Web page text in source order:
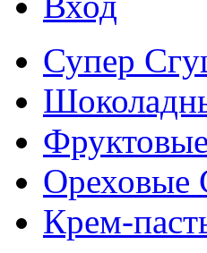
Супер
Ореховые
Крем-